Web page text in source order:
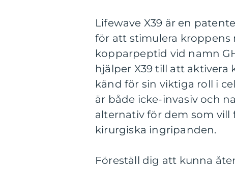
Lifewave X39 är en
för att stimulera kroppens
kopparpeptid vid namn
hjälper X39 till att
känd för sin viktiga roll i
är både icke-invasiv och
alternativ för dem som vill
kirurgiska ingripanden.
Föreställ dig att kunna